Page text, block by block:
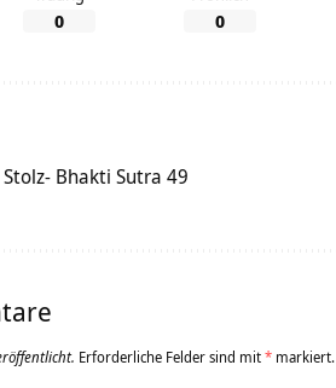
0 0
Bhakti Sutra 49
Erforderliche Felder sind mit* markiert.